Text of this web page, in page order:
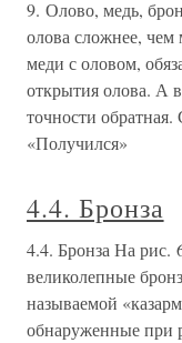
9. Олово, медь,
олова сложнее, чем
меди с оловом,
открытия олова. А
точности
«Получился»
4.4. Бронза
4.4. Бронза На рис.
великолепные
называемой
обнаруженные при